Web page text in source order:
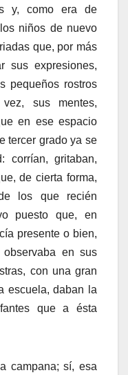
y, como era de
niños de nuevo
que, por más
sus expresiones,
pequeños rostros
sus mentes,
en ese espacio
tercer grado ya se
corrían, gritaban,
de cierta forma,
los que recién
puesto que, en
presente o bien,
en sus
con una gran
escuela, daban la
que a ésta
campana; sí, esa